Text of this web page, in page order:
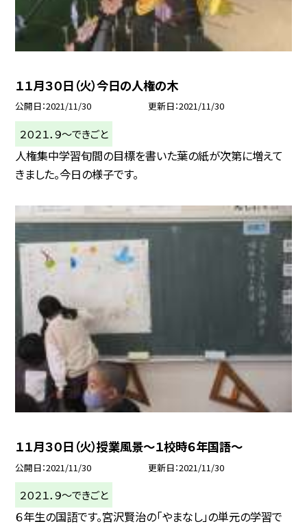
１１月３０日（火）今日の人権の木
公開日 2021/11/30 更新日 2021/11/30
２０２１．９〜できごと
人権集中学習旬間の目標を書いた葉の紙が次第に増えて
きました。今日の様子です。
１１月３０日（火）授業風景〜１校時６年国語〜
公開日 2021/11/30 更新日 2021/11/30
２０２１．９〜できごと
６年生の国語です。宮沢賢治の「やまなし」の単元の学習で